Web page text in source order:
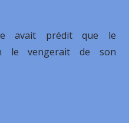
avait prédit que le
le vengerait de son